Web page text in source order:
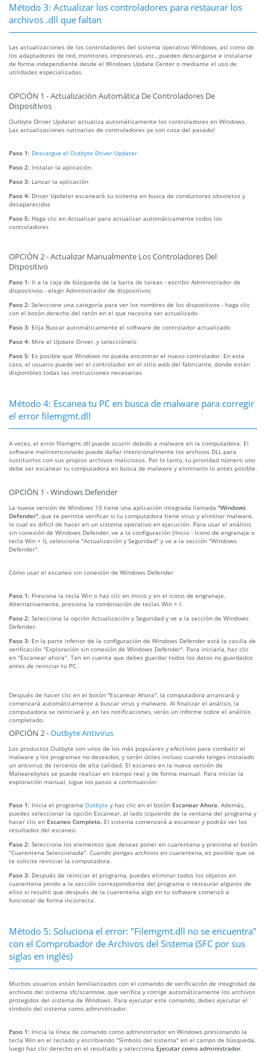
Método 3: Actualizar los controladores para restaurar los
archivos .dll que faltan
Las actualizaciones de los controladores del sistema operativo Windows, así como de
los adaptadores de red, monitores, impresoras, etc., pueden descargarse e instalarse
de forma independiente desde el Windows Update Center o mediante el uso de
utilidades especializadas.
OPCIÓN 1 - Actualización Automática De Controladores De
Dispositivos
Outbyte Driver Updater actualiza automáticamente los controladores en Windows.
Las actualizaciones rutinarias de controladores ya son cosa del pasado!
Paso 1: Descargue el Outbyte Driver Updater
Paso 2: Instalar la aplicación
Paso 3: Lanzar la aplicación
Paso 4: Driver Updater escaneará su sistema en busca de conductores obsoletos y
desaparecidos
Paso 5: Haga clic en Actualizar para actualizar automáticamente todos los
controladores
OPCIÓN 2 - Actualizar Manualmente Los Controladores Del
Dispositivo
Paso 1: Ir a la caja de búsqueda de la barra de tareas - escribir Administrador de
dispositivos - elegir Administrador de dispositivos
Paso 2: Seleccione una categoría para ver los nombres de los dispositivos - haga clic
con el botón derecho del ratón en el que necesita ser actualizado
Paso 3: Elija Buscar automáticamente el software de controlador actualizado
Paso 4: Mire el Update Driver, y selecciónelo
Paso 5: Es posible que Windows no pueda encontrar el nuevo controlador. En este
caso, el usuario puede ver el controlador en el sitio web del fabricante, donde están
disponibles todas las instrucciones necesarias
Método 4: Escanea tu PC en busca de malware para corregir
el error filemgmt.dll
A veces, el error filemgmt.dll puede ocurrir debido a malware en la computadora. El
software malintencionado puede dañar intencionalmente los archivos DLL para
sustituirlos con sus propios archivos maliciosos. Por lo tanto, tu prioridad número uno
debe ser escanear tu computadora en busca de malware y eliminarlo lo antes posible.
OPCIÓN 1 - Windows Defender
La nueva versión de Windows 10 tiene una aplicación integrada llamada "Windows
Defender" , que te permite verificar si tu computadora tiene virus y eliminar malware,
lo cual es difícil de hacer en un sistema operativo en ejecución. Para usar el análisis
sin conexión de Windows Defender, ve a la configuración (Inicio - Icono de engranaje o
tecla Win + I), selecciona "Actualización y Seguridad" y ve a la sección "Windows
Defender".
Cómo usar el escaneo sin conexión de Windows Defender
Paso 1: Presiona la tecla Win o haz clic en Inicio y en el icono de engranaje.
Alternativamente, presiona la combinación de teclas Win + I.
Paso 2: Selecciona la opción Actualización y Seguridad y ve a la sección de Windows
Defender.
Paso 3: En la parte inferior de la configuración de Windows Defender está la casilla de
verificación "Exploración sin conexión de Windows Defender". Para iniciarla, haz clic
en "Escanear ahora". Ten en cuenta que debes guardar todos los datos no guardados
antes de reiniciar tu PC.
Después de hacer clic en el botón "Escanear Ahora", la computadora arrancará y
comenzará automáticamente a buscar virus y malware. Al finalizar el análisis, la
computadora se reiniciará y, en las notificaciones, verás un informe sobre el análisis
completado.
OPCIÓN 2 -Outbyte Antivirus
Los productos Outbyte son unos de los más populares y efectivos para combatir el
malware y los programas no deseados, y serán útiles incluso cuando tengas instalado
un antivirus de terceros de alta calidad. El escaneo en la nueva versión de
Malwarebytes se puede realizar en tiempo real y de forma manual. Para iniciar la
exploración manual, sigue los pasos a continuación:
Paso 1: Inicia el programa Outbyte y haz clic en el botón Escanear Ahora. Además,
puedes seleccionar la opción Escanear, al lado izquierdo de la ventana del programa y
hacer clic en Escaneo Completo. El sistema comenzará a escanear y podrás ver los
resultados del escaneo.
Paso 2: Selecciona los elementos que deseas poner en cuarentena y presiona el botón
"Cuarentena Seleccionada". Cuando pongas archivos en cuarentena, es posible que se
te solicite reiniciar la computadora.
Paso 3: Después de reiniciar el programa, puedes eliminar todos los objetos en
cuarentena yendo a la sección correspondiente del programa o restaurar algunos de
ellos si resultó que después de la cuarentena algo en tu software comenzó a
funcionar de forma incorrecta.
Método 5: Soluciona el error: "Filemgmt.dll no se encuentra"
con el Comprobador de Archivos del Sistema (SFC por sus
siglas en inglés)
Muchos usuarios están familiarizados con el comando de verificación de integridad de
archivos del sistema sfc/scannow, que verifica y corrige automáticamente los archivos
protegidos del sistema de Windows. Para ejecutar este comando, debes ejecutar el
símbolo del sistema como administrador.
Paso 1: Inicia la línea de comando como administrador en Windows presionando la
tecla Win en el teclado y escribiendo "Símbolo del sistema" en el campo de búsqueda,
luego haz clic derecho en el resultado y selecciona Ejecutar como administrador.